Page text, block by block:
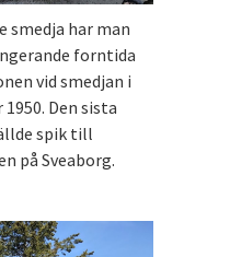
smedja har man
forntida
vid smedjan i
Den sista
spik till
på Sveaborg.